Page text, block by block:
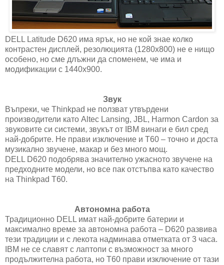
DELL Latitude D620 има ярък, но не кой знае колко
контрастен дисплей, резолюцията (1280х800) не е нищо
особено, но сме длъжни да споменем, че има и
модификации с 1440х900.
Звук
Въпреки, че Thinkpad не ползват утвърдени
производители като Altec Lansing, JBL, Harmon Cardon за
звуковите си системи, звукът от IBM винаги е бил сред
най-добрите. Не прави изключение и T60 – точно и доста
музикално звучене, макар и без много мощ.
DELL D620 подобрява значително ужасното звучене на
предходните модели, но все пак отстъпва като качество
на Thinkpad T60.
Автономна работа
Традиционно DELL имат най-добрите батерии и
максимално време за автономна работа – D620 развива
тези традиции и с лекота надминава отметката от 3 часа.
IBM не се славят с лаптопи с възможност за много
продължителна работа, но T60 прави изключение от тази